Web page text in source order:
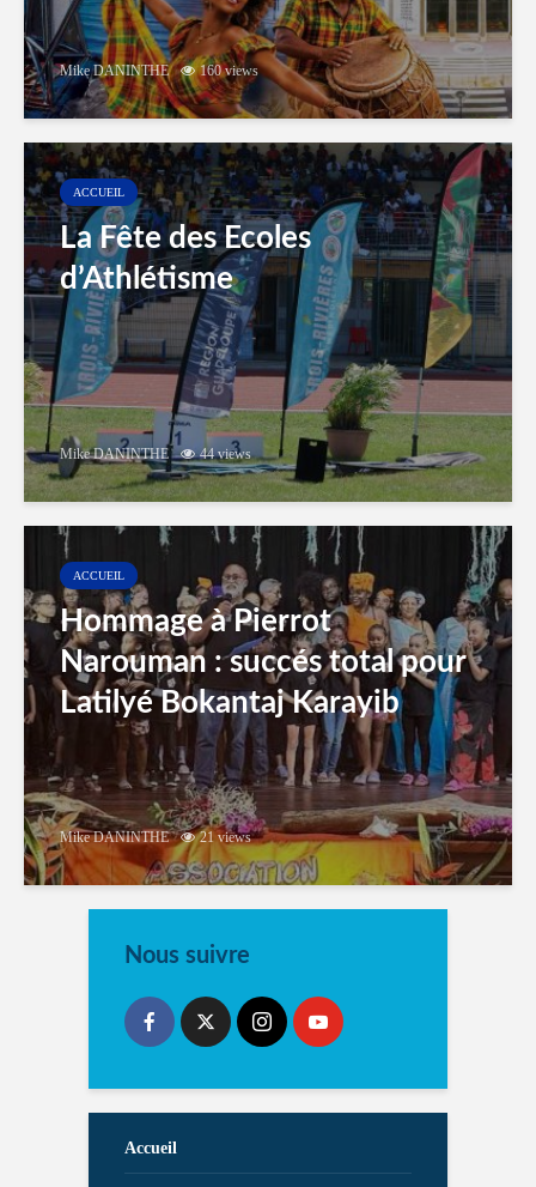
Mike DANINTHE 160 views
ACCUEIL
La Fête des Ecoles
d’Athlétisme
Mike DANINTHE 44 views
ACCUEIL
Hommage à Pierrot
Narouman : succés total pour
Latilyé Bokantaj Karayib
Mike DANINTHE 21 views
Nous suivre
Accueil